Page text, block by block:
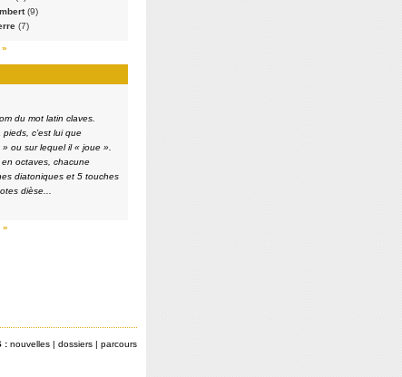
(9)
(7)
du mot latin claves.
c’est lui que
ou sur lequel il « joue ».
octaves, chacune
diatoniques et 5 touches
dièse...
»
: nouvelles | dossiers | parcours